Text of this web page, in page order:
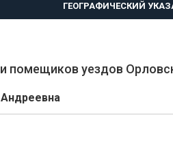
ГЕОГРАФИЧЕСКИЙ
помещиков уездов